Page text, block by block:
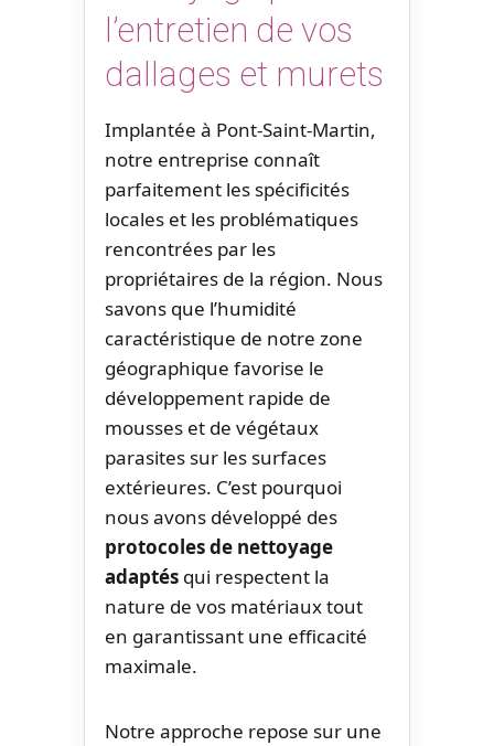
l’entretien de vos
dallages et murets
Implantée à Pont-Saint-Martin,
notre entreprise connaît
parfaitement les spécificités
locales et les problématiques
rencontrées par les
propriétaires de la région. Nous
savons que l’humidité
caractéristique de notre zone
géographique favorise le
développement rapide de
mousses et de végétaux
parasites sur les surfaces
extérieures. C’est pourquoi
nous avons développé des
protocoles de nettoyage
adaptés qui respectent la
nature de vos matériaux tout
en garantissant une efficacité
maximale.
Notre approche repose sur une